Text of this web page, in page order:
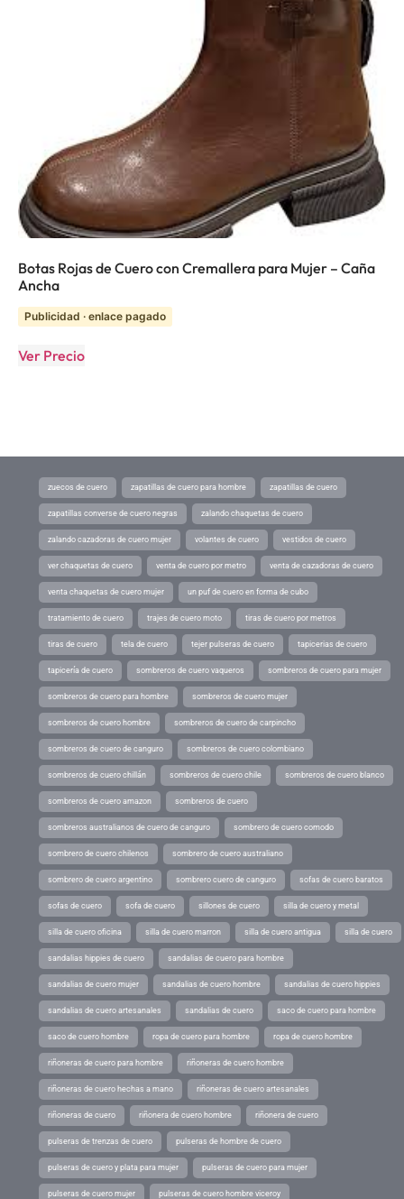
Botas Rojas de Cuero con Cremallera para Mujer – Caña
Ancha
Publicidad · enlace pagado
Ver Precio
zuecos de cuero zapatillas de cuero para hombre zapatillas de cuero
zapatillas converse de cuero negras zalando chaquetas de cuero
zalando cazadoras de cuero mujer volantes de cuero vestidos de cuero
ver chaquetas de cuero venta de cuero por metro venta de cazadoras de cuero
venta chaquetas de cuero mujer un puf de cuero en forma de cubo
tratamiento de cuero trajes de cuero moto tiras de cuero por metros
tiras de cuero tela de cuero tejer pulseras de cuero tapicerias de cuero
tapicería de cuero sombreros de cuero vaqueros sombreros de cuero para mujer
sombreros de cuero para hombre sombreros de cuero mujer
sombreros de cuero hombre sombreros de cuero de carpincho
sombreros de cuero de canguro sombreros de cuero colombiano
sombreros de cuero chillán sombreros de cuero chile sombreros de cuero blanco
sombreros de cuero amazon sombreros de cuero
sombreros australianos de cuero de canguro sombrero de cuero comodo
sombrero de cuero chilenos sombrero de cuero australiano
sombrero de cuero argentino sombrero cuero de canguro sofas de cuero baratos
sofas de cuero sofa de cuero sillones de cuero silla de cuero y metal
silla de cuero oficina silla de cuero marron silla de cuero antigua silla de cuero
sandalias hippies de cuero sandalias de cuero para hombre
sandalias de cuero mujer sandalias de cuero hombre sandalias de cuero hippies
sandalias de cuero artesanales sandalias de cuero saco de cuero para hombre
saco de cuero hombre ropa de cuero para hombre ropa de cuero hombre
riñoneras de cuero para hombre riñoneras de cuero hombre
riñoneras de cuero hechas a mano riñoneras de cuero artesanales
riñoneras de cuero riñonera de cuero hombre riñonera de cuero
pulseras de trenzas de cuero pulseras de hombre de cuero
pulseras de cuero y plata para mujer pulseras de cuero para mujer
pulseras de cuero mujer pulseras de cuero hombre viceroy